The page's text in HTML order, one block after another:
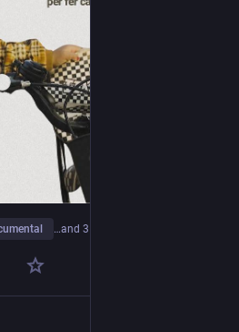
situació a Rojava i el Nord i Est de
per Associació Berfîn
(40')
plegades!
…and 3 more